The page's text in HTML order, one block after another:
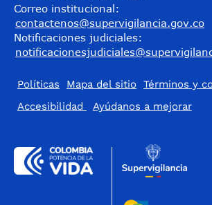
Correo institucional:
contactenos@supervigilancia.gov.co
Notificaciones judiciales:
Políticas Mapa del sitio
Términos y
Accesibilidad
​Ayúdanos a mejorar